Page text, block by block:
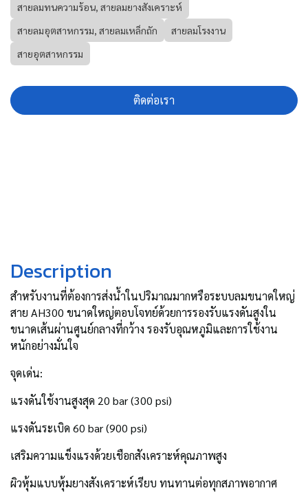
สายลมทนความร้อน, สายลมยางสังเคราะห์
สายลมอุตสาหกรรม, สายลมเหล็กถัก
สายลมโรงงาน
สายอุตสาหกรรม
ติดต่อเรา
Description
สำหรับงานที่ต้องการส่งน้ำในปริมาณมากหรือระบบลมขนาดใหญ่
สาย AH300 ขนาดใหญ่ตอบโจทย์ด้วยการรองรับแรงดันสูงใน
ขนาดเส้นผ่านศูนย์กลางที่กว้าง รองรับอุณหภูมิและการใช้งาน
หนักอย่างมั่นใจ
จุดเด่น:
แรงดันใช้งานสูงสุด 20 bar (300 psi)
แรงดันระเบิด 60 bar (900 psi)
เสริมความแข็งแรงด้วยเชือกสังเคราะห์คุณภาพสูง
ผิวหุ้มแบบหุ้มยางสังเคราะห์เรียบ ทนทานต่อทุกสภาพอากาศ